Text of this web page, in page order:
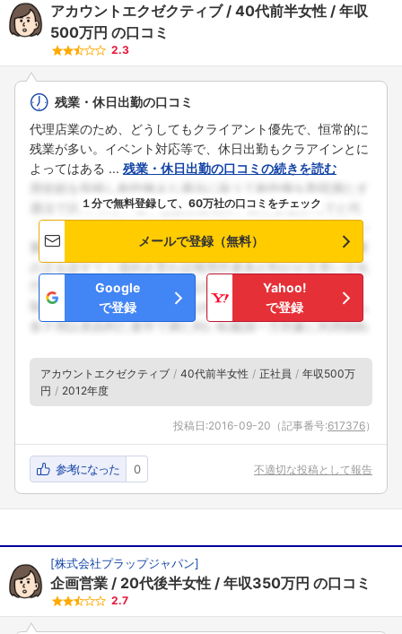
フォローしました
アカウントエクゼクティブ 40代前半女性
年収
500万円 の口コミ
2.3
残業・休日出勤の口コミ
代理店業のため、どうしてもクライアント優先で、恒常的に
残業が多い。イベント対応等で、休日出勤もクラアインとに
よってはある ... 残業・休日出勤の口コミの続きを読む
１分で無料登録して、60万社の口コミをチェック
メールで登録（無料）
Google
で登録
Yahoo!
で登録
アカウントエクゼクティブ 40代前半女性 正社員
年収500万
円
2012年度
投稿日:2016-09-20 （記事番号:617376）
参考になった 0 不適切な投稿として報告
[株式会社プラップジャパン]
企画営業 20代後半女性 年収350万円 の口コミ
2.7